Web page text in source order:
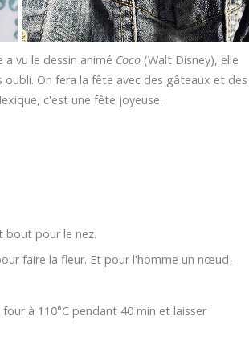
a vu le dessin animé Coco (Walt Disney), elle
On fera la fête avec des gâteaux et des
c'est une fête joyeuse.
bout pour le nez.
faire la fleur. Et pour l'homme un nœud-
à 110°C pendant 40 min et laisser